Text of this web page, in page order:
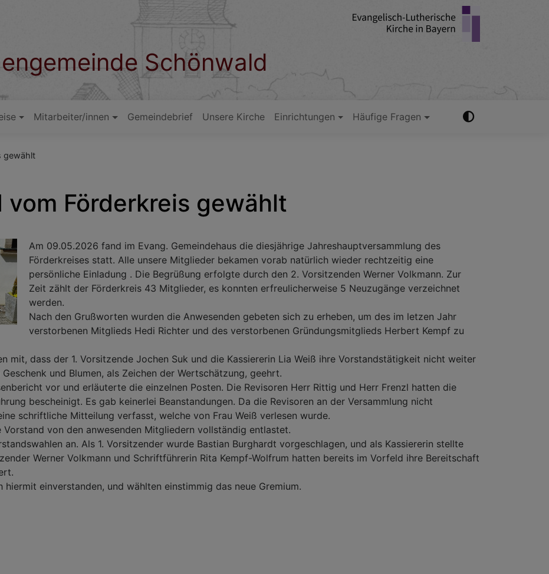
Schönwald
Mitarbeiter/innen Gemeindebrief Unsere Kirche Einrichtungen Häufige Fragen
gewählt
vom Förderkreis gewählt
Am 09.05.2026 fand im Evang. Gemeindehaus die diesjährige Jahreshauptversammlung des
Förderkreises statt. Alle unsere Mitglieder bekamen vorab natürlich wieder rechtzeitig eine
persönliche Einladung . Die Begrüßung erfolgte durch den 2. Vorsitzenden Werner Volkmann. Zur
Zeit zählt der Förderkreis 43 Mitglieder, es konnten erfreulicherweise 5 Neuzugänge verzeichnet
werden.
Nach den Grußworten wurden die Anwesenden gebeten sich zu erheben, um des im letzen Jahr
verstorbenen Mitglieds Hedi Richter und des verstorbenen Gründungsmitglieds Herbert Kempf zu
mit, dass der 1. Vorsitzende Jochen Suk und die Kassiererin Lia Weiß ihre Vorstandstätigkeit nicht weiter
und Blumen, als Zeichen der Wertschätzung, geehrt.
vor und erläuterte die einzelnen Posten. Die Revisoren Herr Rittig und Herr Frenzl hatten die
bescheinigt. Es gab keinerlei Beanstandungen. Da die Revisoren an der Versammlung nicht
schriftliche Mitteilung verfasst, welche von Frau Weiß verlesen wurde.
von den anwesenden Mitgliedern vollständig entlastet.
an. Als 1. Vorsitzender wurde Bastian Burghardt vorgeschlagen, und als Kassiererin stellte
Werner Volkmann und Schriftführerin Rita Kempf-Wolfrum hatten bereits im Vorfeld ihre Bereitschaft
einverstanden, und wählten einstimmig das neue Gremium.